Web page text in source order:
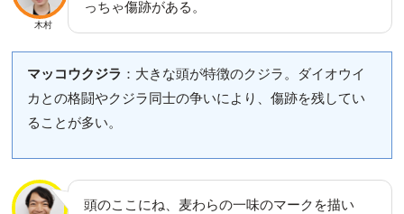
木村
っちゃ傷跡がある。
マッコウクジラ ：大きな頭が特徴のクジラ。ダイオウイ
カとの格闘やクジラ同士の争いにより、傷跡を残してい
ることが多い。
頭のここにね、麦わらの一味のマークを描い